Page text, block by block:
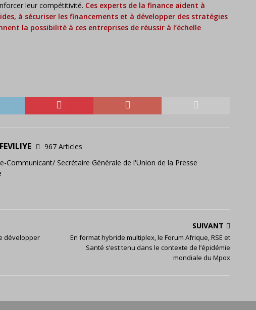
leur compétitivité. Ces experts de la finance aident à
à sécuriser les financements et à développer des stratégies
la possibilité à ces entreprises de réussir à l’échelle
967 Articles
Communicant/ Secrétaire Générale de l'Union de la Presse
développer
SUIVANT
En format hybride multiplex, le Forum Afrique, RSE et
Santé s’est tenu dans le contexte de l’épidémie
mondiale du Mpox